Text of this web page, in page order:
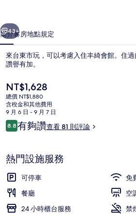
集
個 下一個
43+
簡介客房地點規定
來台東市玩，可以考慮入住丰綺會館。住
讚譽有加。
目
前
的
價
格
是
NT$1,628
總價 NT$1,880
含稅金和其他費用
9 月 6 日 - 9 月 7 日
評
論
8.88.8 分，滿分 10 分，
有夠讚查看 81 則評論
熱門設施服務
可停車
免
餐廳
空
24 小時櫃台服務
禁